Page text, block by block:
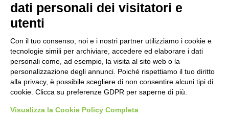
universolocale
viedellaseta
dati personali dei visitatori e
utenti
Con il tuo consenso, noi e i nostri partner utilizziamo i cookie e
tecnologie simili per archiviare, accedere ed elaborare i dati
personali come, ad esempio, la visita al sito web o la
personalizzazione degli annunci. Poiché rispettiamo il tuo diritto
alla privacy, è possibile scegliere di non consentire alcuni tipi di
cookie. Clicca su preferenze GDPR per saperne di più.
Visualizza la Cookie Policy Completa